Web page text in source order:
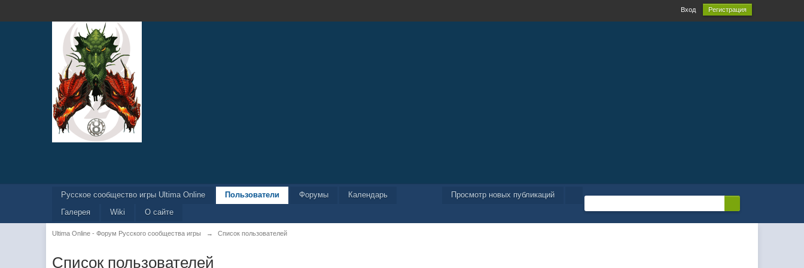
Вход Регистрация
Просмотр новых публикаций
Русское сообщество игры Ultima Online Пользователи Форумы
Календарь
Галерея
Wiki О сайте
Ultima Online - Форум Русского сообщества игры → Список пользователей
Список пользователей